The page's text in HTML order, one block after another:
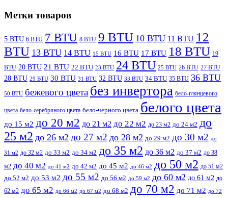
Метки товаров
5 BTU 6 BTU 7 BTU 8 BTU 9 BTU 10 BTU 11 BTU 12
BTU 13 BTU 14 BTU 15 BTU 16 BTU 17 BTU 18 BTU 19
BTU 20 BTU 21 BTU 22 BTU 23 BTU 24 BTU 25 BTU 26 BTU 27 BTU
28 BTU 29 BTU 30 BTU 31 BTU 32 BTU 33 BTU 34 BTU 35 BTU 36 BTU
50 BTU бежевого цвета без инвертора бело-глянцевого
цвета бело-серебряного цвета бело-черного цвета белого цвета
до 15 м2 до 20 м2 до 21 м2 до 22 м2 до 23 м2 до 24 м2 до
25 м2 до 26 м2 до 27 м2 до 28 м2 до 29 м2 до 30 м2 до
31 м2 до 32 м2 до 33 м2 до 34 м2 до 35 м2 до 36 м2 до 37 м2 до 38
м2 до 40 м2 до 41 м2 до 42 м2 до 45 м2 до 46 м2 до 50 м2 до 51 м2
до 52 м2 до 53 м2 до 55 м2 до 56 м2 до 59 м2 до 60 м2 до 61 м2 до
62 м2 до 65 м2 до 66 м2 до 67 м2 до 68 м2 до 70 м2 до 71 м2 до 72